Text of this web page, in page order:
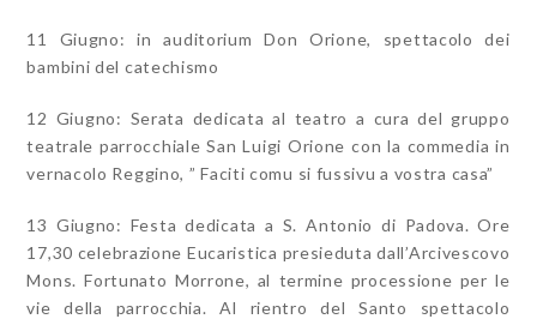
11 Giugno: in auditorium Don Orione, spettacolo dei
bambini del catechismo
12 Giugno: Serata dedicata al teatro a cura del gruppo
teatrale parrocchiale San Luigi Orione con la commedia in
vernacolo Reggino, ” Faciti comu si fussivu a vostra casa”
13 Giugno: Festa dedicata a S. Antonio di Padova. Ore
17,30 celebrazione Eucaristica presieduta dall’Arcivescovo
Mons. Fortunato Morrone, al termine processione per le
vie della parrocchia. Al rientro del Santo spettacolo